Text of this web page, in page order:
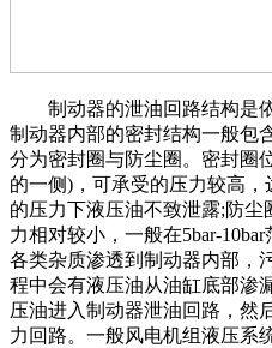
制动器的泄油回路结构是依
制动器内部的密封结构一般包
分为密封圈与防尘圈。密封圈
的一侧)，可承受的压力较高
的压力下液压油不致泄露;防
力相对较小，一般在5bar-
各类杂质渗透到制动器内部，
程中会有液压油从油缸底部渗
压油进入制动器泄油回路，然
力回路。一般风电机组液压系